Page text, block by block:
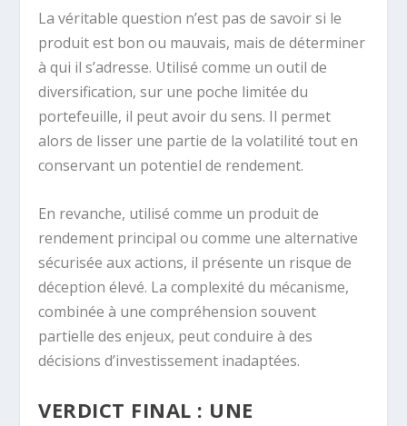
La véritable question n’est pas de savoir si le
produit est bon ou mauvais, mais de déterminer
à qui il s’adresse. Utilisé comme un outil de
diversification, sur une poche limitée du
portefeuille, il peut avoir du sens. Il permet
alors de lisser une partie de la volatilité tout en
conservant un potentiel de rendement.
En revanche, utilisé comme un produit de
rendement principal ou comme une alternative
sécurisée aux actions, il présente un risque de
déception élevé. La complexité du mécanisme,
combinée à une compréhension souvent
partielle des enjeux, peut conduire à des
décisions d’investissement inadaptées.
VERDICT FINAL : UNE